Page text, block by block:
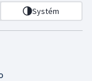
Systém